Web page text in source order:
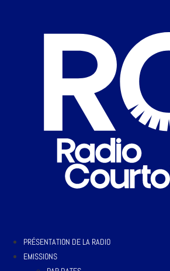
PRÉSENTATION DE LA RADIO
EMISSIONS